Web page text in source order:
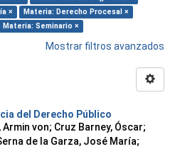
×
Materia: Derecho Procesal ×
Materia: Seminario ×
Mostrar filtros avanzados
del Derecho Público
Armin von; Cruz Barney, Óscar;
de la Garza, José María;